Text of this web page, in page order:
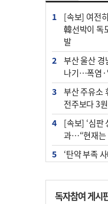
1
[속보] 여전
韓선박이 독
발
2
부산 울산 경
나기…폭염·
3
부산 주유소
전주보다 3
4
[속보] ‘심판
과…“현재는
5
‘탄약 부족
전닉스 ETF
독자참여 게시